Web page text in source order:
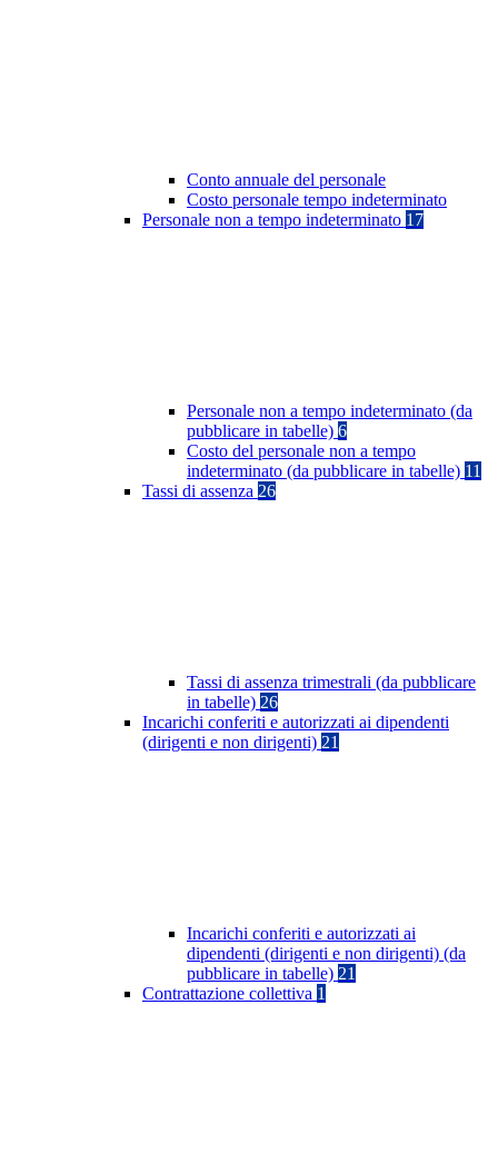
Conto annuale del personale
Costo personale tempo indeterminato
Personale non a tempo indeterminato 17
Personale non a tempo indeterminato (da
pubblicare in tabelle) 6
Costo del personale non a tempo
indeterminato (da pubblicare in tabelle) 11
Tassi di assenza 26
Tassi di assenza trimestrali (da pubblicare
in tabelle) 26
Incarichi conferiti e autorizzati ai dipendenti
(dirigenti e non dirigenti) 21
Incarichi conferiti e autorizzati ai
dipendenti (dirigenti e non dirigenti) (da
pubblicare in tabelle) 21
Contrattazione collettiva 1